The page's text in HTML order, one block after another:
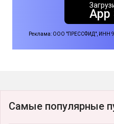
App
Реклама: ООО "ПРЕССФИД", ИНН
Самые популярные